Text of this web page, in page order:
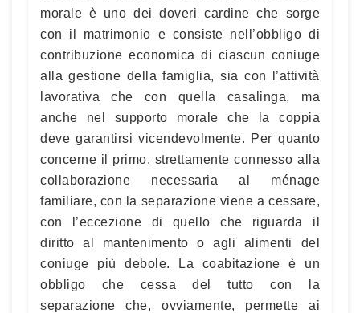
morale è uno dei doveri cardine che sorge
con il matrimonio e consiste nell’obbligo di
contribuzione economica di ciascun coniuge
alla gestione della famiglia, sia con l’attività
lavorativa che con quella casalinga, ma
anche nel supporto morale che la coppia
deve garantirsi vicendevolmente. Per quanto
concerne il primo, strettamente connesso alla
collaborazione necessaria al ménage
familiare, con la separazione viene a cessare,
con l’eccezione di quello che riguarda il
diritto al mantenimento o agli alimenti del
coniuge più debole. La coabitazione è un
obbligo che cessa del tutto con la
separazione che, ovviamente, permette ai